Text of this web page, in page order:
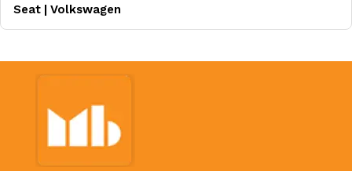
Seat | Volkswagen